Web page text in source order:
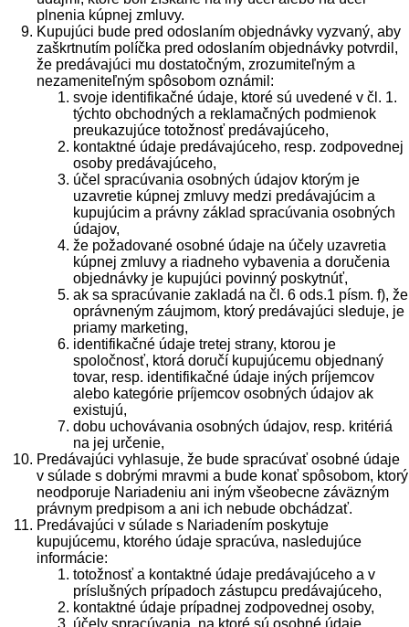
plnenia kúpnej zmluvy.
Kupujúci bude pred odoslaním objednávky vyzvaný, aby
zaškrtnutím políčka pred odoslaním objednávky potvrdil,
že predávajúci mu dostatočným, zrozumiteľným a
nezameniteľným spôsobom oznámil:
svoje identifikačné údaje, ktoré sú uvedené v čl. 1.
týchto obchodných a reklamačných podmienok
preukazujúce totožnosť predávajúceho,
kontaktné údaje predávajúceho, resp. zodpovednej
osoby predávajúceho,
účel spracúvania osobných údajov ktorým je
uzavretie kúpnej zmluvy medzi predávajúcim a
kupujúcim a právny základ spracúvania osobných
údajov,
že požadované osobné údaje na účely uzavretia
kúpnej zmluvy a riadneho vybavenia a doručenia
objednávky je kupujúci povinný poskytnúť,
ak sa spracúvanie zakladá na čl. 6 ods.1 písm. f), že
oprávneným záujmom, ktorý predávajúci sleduje, je
priamy marketing,
identifikačné údaje tretej strany, ktorou je
spoločnosť, ktorá doručí kupujúcemu objednaný
tovar, resp. identifikačné údaje iných príjemcov
alebo kategórie príjemcov osobných údajov ak
existujú,
dobu uchovávania osobných údajov, resp. kritériá
na jej určenie,
Predávajúci vyhlasuje, že bude spracúvať osobné údaje
v súlade s dobrými mravmi a bude konať spôsobom, ktorý
neodporuje Nariadeniu ani iným všeobecne záväzným
právnym predpisom a ani ich nebude obchádzať.
Predávajúci v súlade s Nariadením poskytuje
kupujúcemu, ktorého údaje spracúva, nasledujúce
informácie:
totožnosť a kontaktné údaje predávajúceho a v
príslušných prípadoch zástupcu predávajúceho,
kontaktné údaje prípadnej zodpovednej osoby,